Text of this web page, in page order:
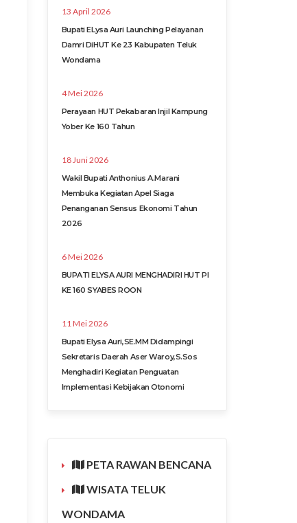
13 April 2026
Bupati ELysa Auri Launching Pelayanan
Damri DiHUT Ke 23 Kabupaten Teluk
Wondama
4 Mei 2026
Perayaan HUT Pekabaran Injil Kampung
Yober Ke 160 Tahun
18 Juni 2026
Wakil Bupati Anthonius A.Marani
Membuka Kegiatan Apel Siaga
Penanganan Sensus Ekonomi Tahun
2026
6 Mei 2026
BUPATI ELYSA AURI MENGHADIRI HUT PI
KE 160 SYABES ROON
11 Mei 2026
Bupati Elysa Auri,SE.MM Didampingi
Sekretaris Daerah Aser Waroy,S.Sos
Menghadiri Kegiatan Penguatan
Implementasi Kebijakan Otonomi
PETA RAWAN BENCANA
WISATA TELUK
WONDAMA